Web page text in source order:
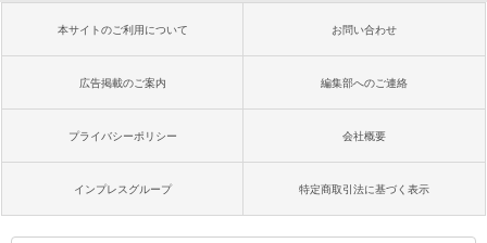
本サイトのご利用について お問い合わせ
広告掲載のご案内 編集部へのご連絡
プライバシーポリシー 会社概要
インプレスグループ 特定商取引法に基づく表示